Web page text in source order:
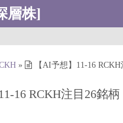
層株]
» 【AI予想】11-16
16 RCKH注目26銘柄